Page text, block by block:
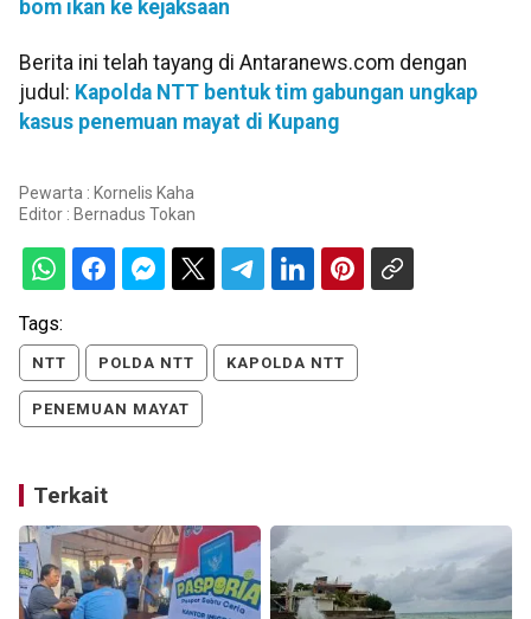
bom ikan ke kejaksaan
Berita ini telah tayang di Antaranews.com dengan
judul: Kapolda NTT bentuk tim gabungan ungkap
kasus penemuan mayat di Kupang
Pewarta : Kornelis Kaha
Editor : Bernadus Tokan
Tags:
NTT POLDA NTT KAPOLDA NTT
PENEMUAN MAYAT
Terkait